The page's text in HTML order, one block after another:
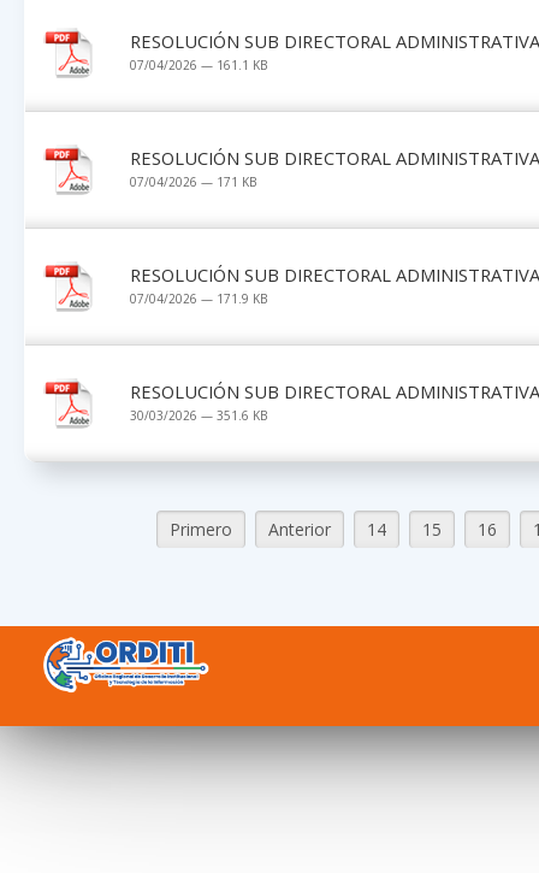
RESOLUCIÓN SUB DIRECTORAL
07/04/2026 — 161.1 KB
RESOLUCIÓN SUB DIRECTORAL
07/04/2026 — 171 KB
RESOLUCIÓN SUB DIRECTORAL
07/04/2026 — 171.9 KB
RESOLUCIÓN SUB DIRECTORAL
30/03/2026 — 351.6 KB
Primero Anterior 14 15 16